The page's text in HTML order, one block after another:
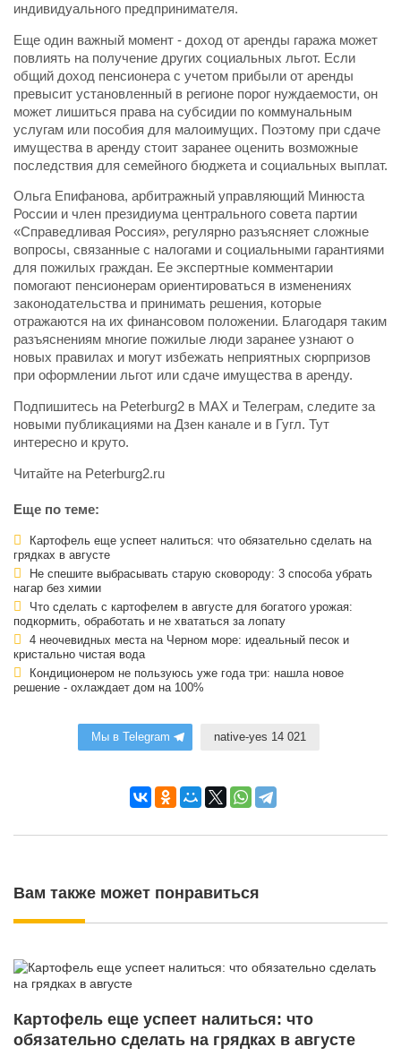
индивидуального предпринимателя.
Еще один важный момент - доход от аренды гаража может
повлиять на получение других социальных льгот. Если
общий доход пенсионера с учетом прибыли от аренды
превысит установленный в регионе порог нуждаемости, он
может лишиться права на субсидии по коммунальным
услугам или пособия для малоимущих. Поэтому при сдаче
имущества в аренду стоит заранее оценить возможные
последствия для семейного бюджета и социальных выплат.
Ольга Епифанова, арбитражный управляющий Минюста
России и член президиума центрального совета партии
«Справедливая Россия», регулярно разъясняет сложные
вопросы, связанные с налогами и социальными гарантиями
для пожилых граждан. Ее экспертные комментарии
помогают пенсионерам ориентироваться в изменениях
законодательства и принимать решения, которые
отражаются на их финансовом положении. Благодаря таким
разъяснениям многие пожилые люди заранее узнают о
новых правилах и могут избежать неприятных сюрпризов
при оформлении льгот или сдаче имущества в аренду.
Подпишитесь на Peterburg2 в MAX и Телеграм, следите за
новыми публикациями на Дзен канале и в Гугл. Тут
интересно и круто.
Читайте на Peterburg2.ru
Еще по теме:
Картофель еще успеет налиться: что обязательно сделать на
грядках в августе
Не спешите выбрасывать старую сковороду: 3 способа убрать
нагар без химии
Что сделать с картофелем в августе для богатого урожая:
подкормить, обработать и не хвататься за лопату
4 неочевидных места на Черном море: идеальный песок и
кристально чистая вода
Кондиционером не пользуюсь уже года три: нашла новое
решение - охлаждает дом на 100%
Мы в Telegram native-yes 14 021
Вам также может понравиться
Картофель еще успеет налиться: что
обязательно сделать на грядках в августе